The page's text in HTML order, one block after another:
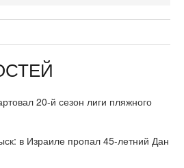
20-й сезон лиги пляжного
в Израиле пропал 45-летний Дан